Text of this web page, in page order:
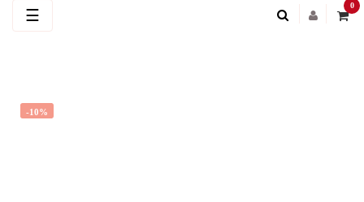
0
Navegación
☰
-10%